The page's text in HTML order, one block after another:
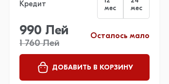
Кредит
мес
мес
990 Лей
1 760 Лей
Осталось мало
ДОБАВИТЬ В КОРЗИНУ